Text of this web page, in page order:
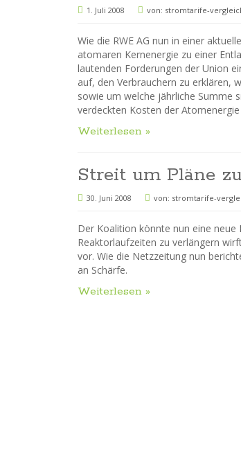
1. Juli 2008 von: stromtarife-
Wie die RWE AG nun in einer
atomaren Kernenergie zu einer
lautenden Forderungen der Union
auf, den Verbrauchern zu erklären,
sowie um welche jährliche Summe
verdeckten Kosten der
Weiterlesen »
Streit um Pläne
30. Juni 2008 von: stromtarife-
Der Koalition könnte nun eine neue
Reaktorlaufzeiten zu verlängern
vor. Wie die Netzzeitung nun
an Schärfe.
Weiterlesen »